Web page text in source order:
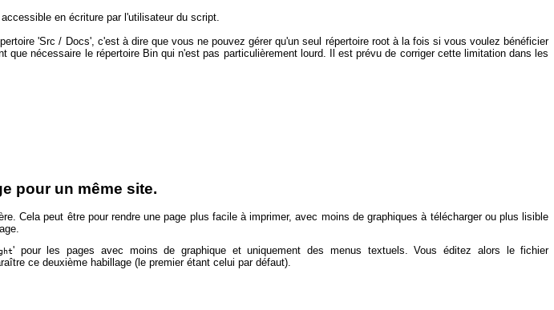
en écriture par l'utilisateur du script.
'Src / Docs', c'est à dire que vous ne pouvez gérer qu'un seul répertoire root à la fois si vous voulez bénéficier
nécessaire le répertoire Bin qui n'est pas particulièrement lourd. Il est prévu de corriger cette limitation dans les
pour un même site.
Cela peut être pour rendre une page plus facile à imprimer, avec moins de graphiques à télécharger ou plus lisible
' pour les pages avec moins de graphique et uniquement des menus textuels. Vous éditez alors le fichier
ce deuxième habillage (le premier étant celui par défaut).